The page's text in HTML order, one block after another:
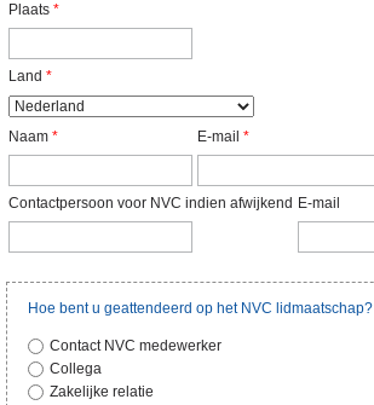
Plaats *
Land *
Naam * E-mail *
Contactpersoon voor NVC indien afwijkend E-mail
Hoe bent u geattendeerd op het NVC lidmaatschap?
Contact NVC medewerker
Collega
Zakelijke relatie